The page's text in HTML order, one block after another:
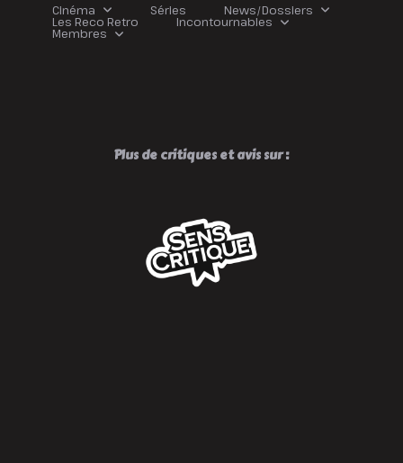
Cinéma Séries News/Dossiers
Les Reco Retro Incontournables
Membres
Plus de critiques et avis sur :